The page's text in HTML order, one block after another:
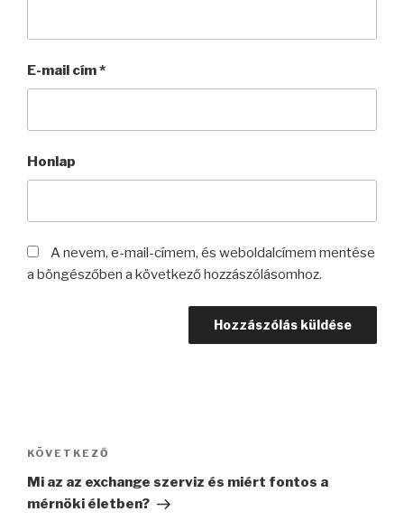
E-mail cím*
Honlap
A nevem, e-mail-címem, és weboldalcímem mentése
a böngészőben a következő hozzászólásomhoz.
navigáció
Következő
bejegyzés
KÖVETKEZŐ
Mi az az exchange szerviz és miért fontos a
mérnöki életben?